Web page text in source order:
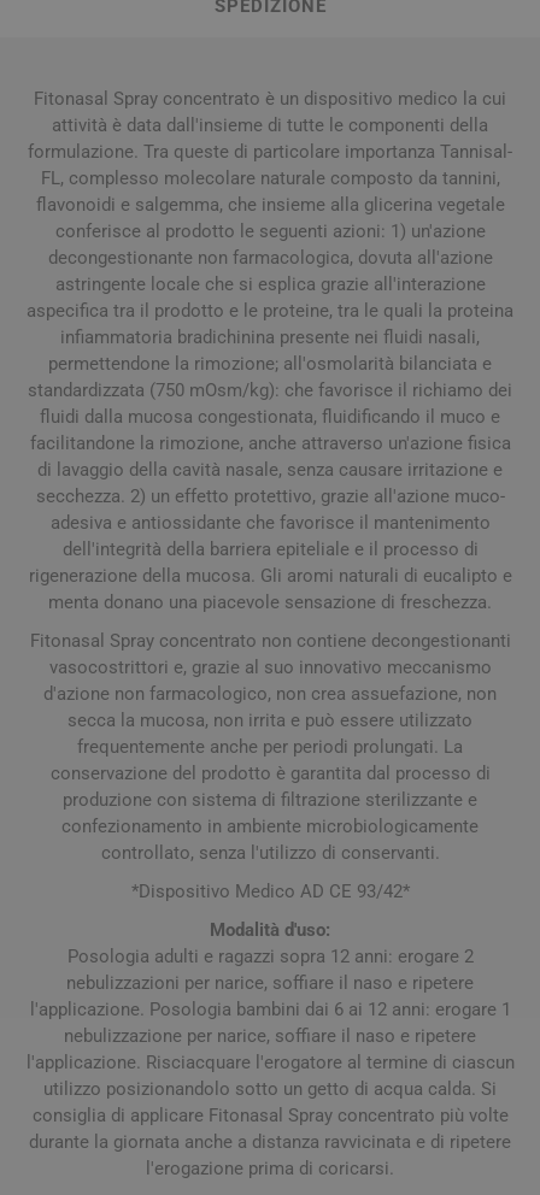
SPEDIZIONE
Fitonasal Spray concentrato è un dispositivo medico la cui
attività è data dall'insieme di tutte le componenti della
formulazione. Tra queste di particolare importanza Tannisal-
FL, complesso molecolare naturale composto da tannini,
flavonoidi e salgemma, che insieme alla glicerina vegetale
conferisce al prodotto le seguenti azioni: 1) un'azione
decongestionante non farmacologica, dovuta all'azione
astringente locale che si esplica grazie all'interazione
aspecifica tra il prodotto e le proteine, tra le quali la proteina
infiammatoria bradichinina presente nei fluidi nasali,
permettendone la rimozione; all'osmolarità bilanciata e
standardizzata (750 mOsm/kg): che favorisce il richiamo dei
fluidi dalla mucosa congestionata, fluidificando il muco e
facilitandone la rimozione, anche attraverso un'azione fisica
di lavaggio della cavità nasale, senza causare irritazione e
secchezza. 2) un effetto protettivo, grazie all'azione muco-
adesiva e antiossidante che favorisce il mantenimento
dell'integrità della barriera epiteliale e il processo di
rigenerazione della mucosa. Gli aromi naturali di eucalipto e
menta donano una piacevole sensazione di freschezza.
Fitonasal Spray concentrato non contiene decongestionanti
vasocostrittori e, grazie al suo innovativo meccanismo
d'azione non farmacologico, non crea assuefazione, non
secca la mucosa, non irrita e può essere utilizzato
frequentemente anche per periodi prolungati. La
conservazione del prodotto è garantita dal processo di
produzione con sistema di filtrazione sterilizzante e
confezionamento in ambiente microbiologicamente
controllato, senza l'utilizzo di conservanti.
*Dispositivo Medico AD CE 93/42*
Modalità d'uso:
Posologia adulti e ragazzi sopra 12 anni: erogare 2
nebulizzazioni per narice, soffiare il naso e ripetere
l'applicazione. Posologia bambini dai 6 ai 12 anni: erogare 1
nebulizzazione per narice, soffiare il naso e ripetere
l'applicazione. Risciacquare l'erogatore al termine di ciascun
utilizzo posizionandolo sotto un getto di acqua calda. Si
consiglia di applicare Fitonasal Spray concentrato più volte
durante la giornata anche a distanza ravvicinata e di ripetere
l'erogazione prima di coricarsi.